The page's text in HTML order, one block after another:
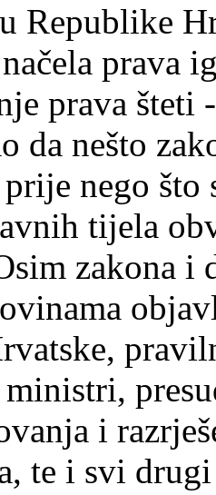
Republike
prava
prava šteti
da nešto
nego što
tijela
zakona i
i
te i svi